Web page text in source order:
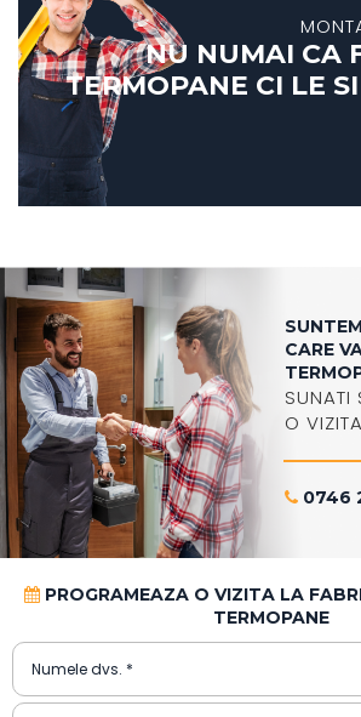
NU NUMAI CA
TERMOPANE CI LE
CARE
SUNATI
O VIZITA
 0746
 PROGRAMEAZA O VIZITA LA
TERMOPANE